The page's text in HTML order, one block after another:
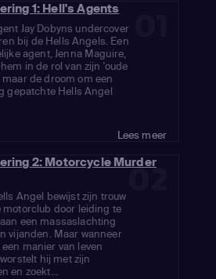
1: Hell's Agents
Jay Dobyns undercover
bij de Hells Angels. Een
agent, Jenna Maguire,
in de rol van zijn 'oude
maar de droom om een
gepatchte Hells Angel
Lees meer
02
2: Motorcycle Murder
Angel bewijst zijn trouw
motorclub door leiding te
een massaslachting
vijanden. Maar wanneer
manier van leven
hij met zijn
en zoekt...